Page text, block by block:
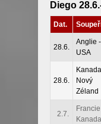
Diego
Dat.
28.6.
Anglie -
USA
28.6.
Nový
Zéland
2.7.
Kanada